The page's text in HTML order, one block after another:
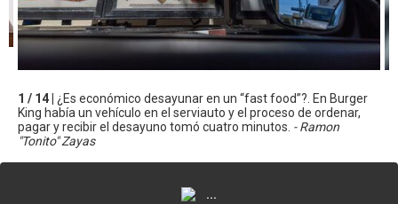
1 / 14 | ¿Es económico desayunar en un “fast food”?. En Burger
King había un vehículo en el serviauto y el proceso de ordenar,
pagar y recibir el desayuno tomó cuatro minutos. - Ramon
"Tonito" Zayas
...